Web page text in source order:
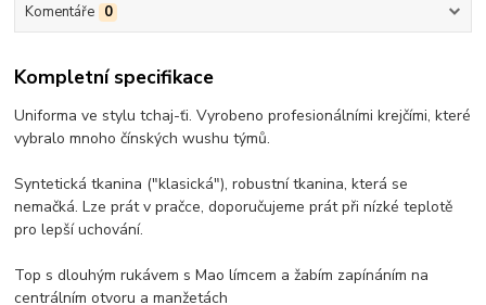
Komentáře 0
Kompletní specifikace
Uniforma ve stylu tchaj-ťi. Vyrobeno profesionálními krejčími, které
vybralo mnoho čínských wushu týmů.
Syntetická tkanina ("klasická"), robustní tkanina, která se
nemačká. Lze prát v pračce, doporučujeme prát při nízké teplotě
pro lepší uchování.
Top s dlouhým rukávem s Mao límcem a žabím zapínáním na
centrálním otvoru a manžetách